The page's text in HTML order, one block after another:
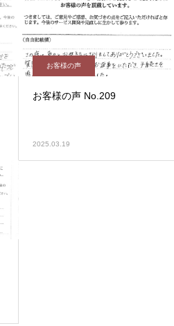
お客様の声
お客様の声 No.209
2025.03.19